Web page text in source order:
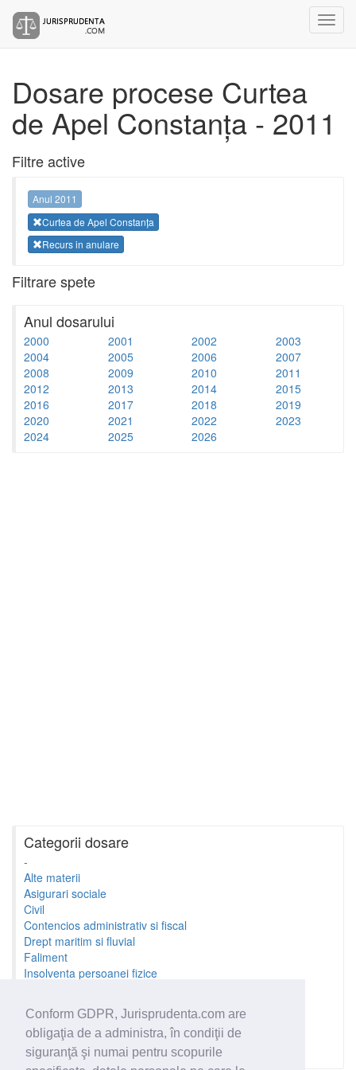
Conform GDPR, Jurisprudenta.com are
obligaţia de a administra, în condiţii de
siguranţă şi numai pentru scopurile
Dosare procese Curtea
de Apel Constanța - 2011
Filtre active
Anul 2011
Curtea de Apel Constanța
Recurs in anulare
Filtrare spete
Anul dosarului
2000 2001 2002
2003
2004
2005 2006
2007
2008
2009 2010
2011
2012
2013 2014
2015
2016
2017 2018
2019
2020
2021 2022
2023
2024
2025 2026
Categorii dosare
-
Alte materii
Asigurari sociale
Civil
Contencios administrativ si fiscal
Drept maritim si fluvial
Faliment
Insolventa persoanei fizice
Minori si familie
Penal
Proprietate Intelectuala